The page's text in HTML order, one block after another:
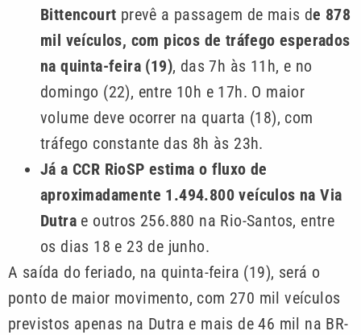
Bittencourt prevê a passagem de mais de 878
mil veículos, com picos de tráfego esperados
na quinta-feira (19), das 7h às 11h, e no
domingo (22), entre 10h e 17h. O maior
volume deve ocorrer na quarta (18), com
tráfego constante das 8h às 23h.
Já a CCR RioSP estima o fluxo de
aproximadamente 1.494.800 veículos na Via
Dutra e outros 256.880 na Rio-Santos, entre
os dias 18 e 23 de junho.
A saída do feriado, na quinta-feira (19), será o
ponto de maior movimento, com 270 mil veículos
previstos apenas na Dutra e mais de 46 mil na BR-